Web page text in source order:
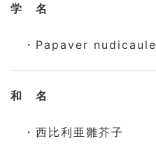
学 名
・Papaver nudicaule
和 名
・西比利亜雛芥子